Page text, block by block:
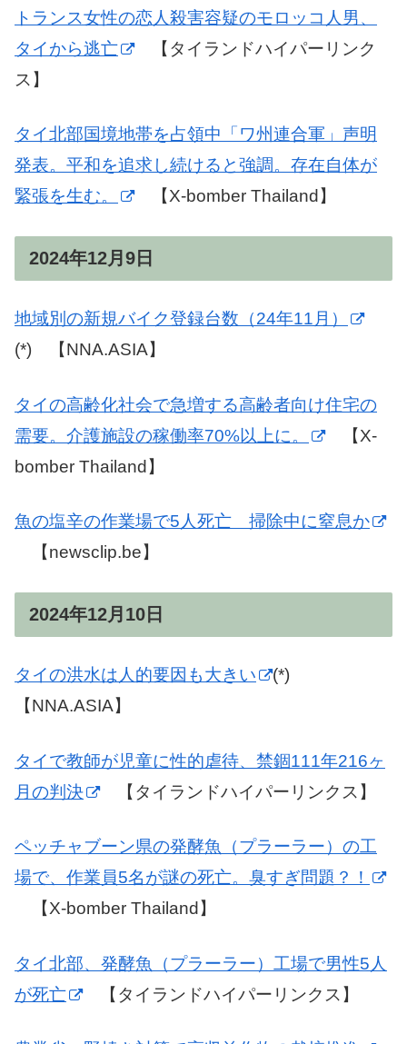
トランス女性の恋人殺害容疑のモロッコ人男、
タイから逃亡
【タイランドハイパーリンク
ス】
タイ北部国境地帯を占領中「ワ州連合軍」声明
発表。平和を追求し続けると強調。存在自体が
緊張を生む。
【X-bomber Thailand】
2024年12月9日
地域別の新規バイク登録台数（24年11月）
(*) 【NNA.ASIA】
タイの高齢化社会で急増する高齢者向け住宅の
需要。介護施設の稼働率70%以上に。
【X-
bomber Thailand】
魚の塩辛の作業場で5人死亡 掃除中に窒息か
【newsclip.be】
2024年12月10日
タイの洪水は人的要因も大きい
(*)
【NNA.ASIA】
タイで教師が児童に性的虐待、禁錮111年216ヶ
月の判決
【タイランドハイパーリンクス】
ペッチャブーン県の発酵魚（プラーラー）の工
場で、作業員5名が謎の死亡。臭すぎ問題？！
【X-bomber Thailand】
タイ北部、発酵魚（プラーラー）工場で男性5人
が死亡
【タイランドハイパーリンクス】